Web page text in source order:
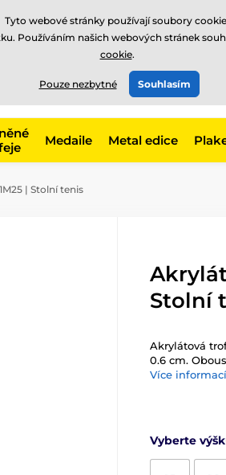
775 400 255
Zavolejte nám
Medaile Metal edice
| Stolní tenis
Stolní
Akrylátová
0.6 cm.
Více informací
Vyberte
Tyto webové stránky používají soubory
Používáním našich webových stránek
cookie.
Pouze nezbytné Souhlasím